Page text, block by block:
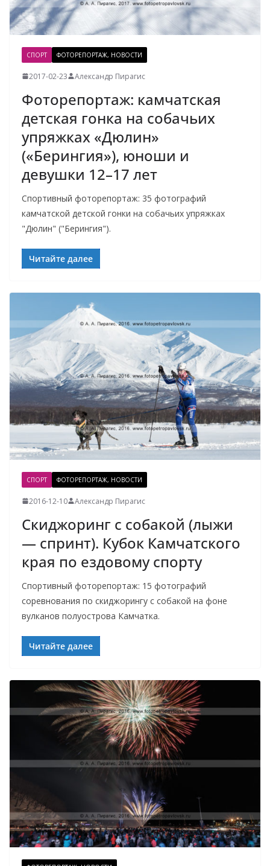
СПОРТ ФОТОРЕПОРТАЖ, НОВОСТИ
2017-02-23 Александр Пирагис
Фоторепортаж: камчатская
детская гонка на собачьих
упряжках «Дюлин»
(«Берингия»), юноши и
девушки 12–17 лет
Спортивный фоторепортаж: 35 фотографий
камчатской детской гонки на собачьих упряжках
"Дюлин" ("Берингия").
Читайте далее
СПОРТ ФОТОРЕПОРТАЖ, НОВОСТИ
2016-12-10 Александр Пирагис
Скиджоринг с собакой (лыжи
— спринт). Кубок Камчатского
края по ездовому спорту
Спортивный фоторепортаж: 15 фотографий
соревнования по скиджорингу с собакой на фоне
вулканов полуострова Камчатка.
Читайте далее